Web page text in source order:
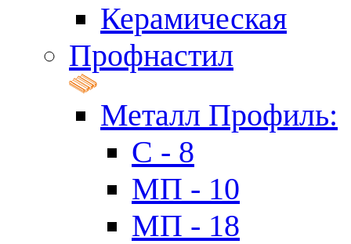
Керамическая
Профнастил
Металл Профиль:
C - 8
МП - 10
МП - 18